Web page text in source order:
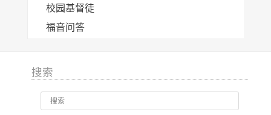
校园基督徒
福音问答
搜索